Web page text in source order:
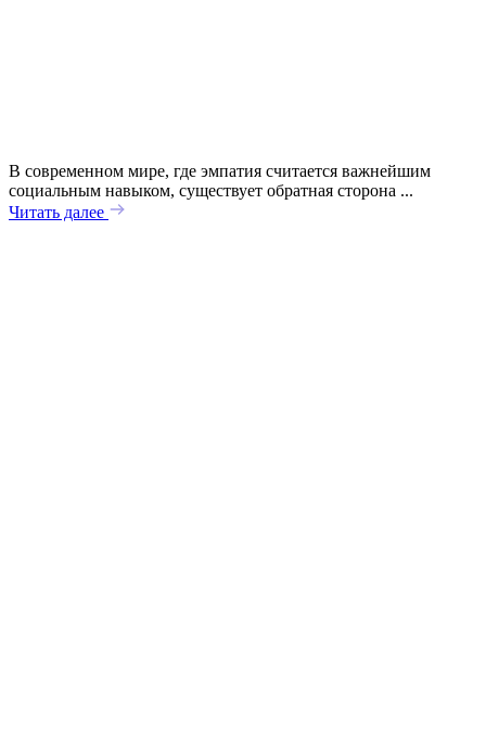
В современном мире, где эмпатия считается важнейшим
социальным навыком, существует обратная сторона ...
Читать далее